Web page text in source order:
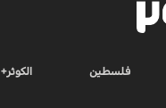
فلسطين الكوثر+